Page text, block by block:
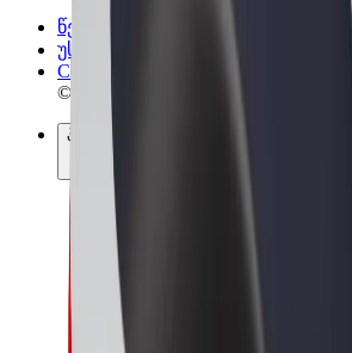
წესები და პირობები
უსაფრთხოება
Cookies
© 2026 Bolt Technology OÜ
პროდუქტები
მგზავრობები
სკუტერები
Bolt Market
Bolt Food